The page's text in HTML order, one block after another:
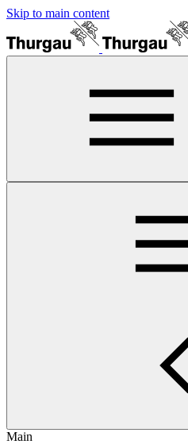
Skip to main content
Main